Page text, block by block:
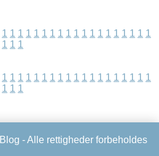
1 1 1 1 1 1 1 1 1 1 1 1 1 1 1 1 1 1 1
1 1 1
1 1 1 1 1 1 1 1 1 1 1 1 1 1 1 1 1 1 1
1 1 1
Blog - Alle rettigheder forbeholdes